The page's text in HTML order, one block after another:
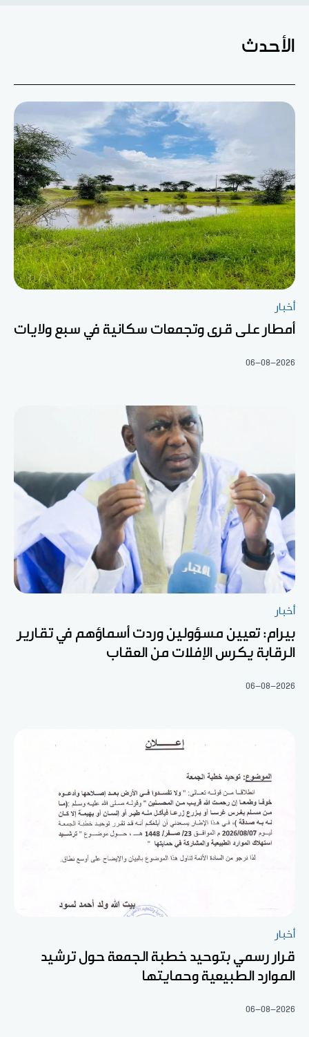
الأحدث
أخبار
أمطار على قرى وتجمعات سكانية في سبع ولايات
06-08-2026
أخبار
بيرام: تعيين مسؤولين وردت أسماؤهم في تقارير
الرقابة يكرس الإفلات من العقاب
06-08-2026
أخبار
قرار رسمي بتوحيد خطبة الجمعة حول ترشيد
الموارد الطبيعية وحمايتها
06-08-2026